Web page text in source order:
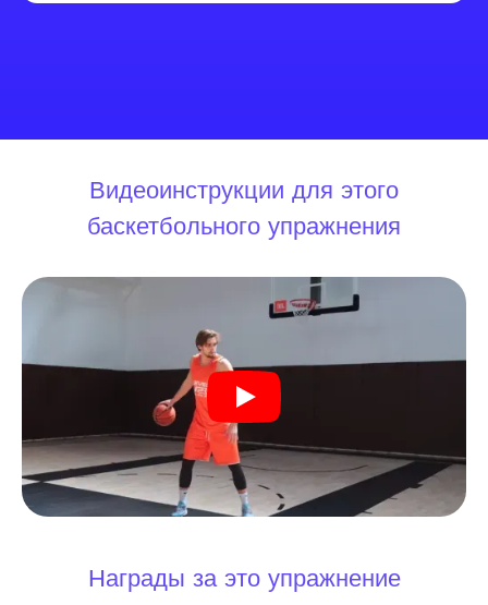
Видеоинструкции для этого
баскетбольного упражнения
Награды за это упражнение